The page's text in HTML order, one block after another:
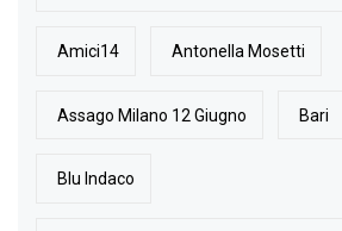
Amici14 Antonella Mosetti
Assago Milano 12 Giugno Bari
Blu Indaco